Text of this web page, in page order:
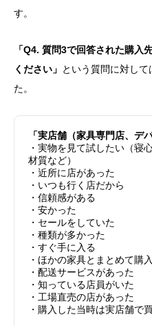
す。
「Q4. 質問3で回答された購入
ください」 という質問に対し
た。
「実店舗（家具専門店、デ
・実物を見て試したい（寝
材質など）
・近所に店があった
・いつも行く店だから
・信頼感がある
・安かった
・セールをしていた
・種類が多かった
・すぐ手に入る
・ほかの家具とまとめて購
・配送サービスがあった
・知っている店員がいた
・工場直売の店があった
・購入した当時は実店舗で